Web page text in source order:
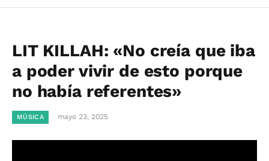
LIT KILLAH: «No creía que iba
a poder vivir de esto porque
no había referentes»
MÚSICA mayo 23, 2025